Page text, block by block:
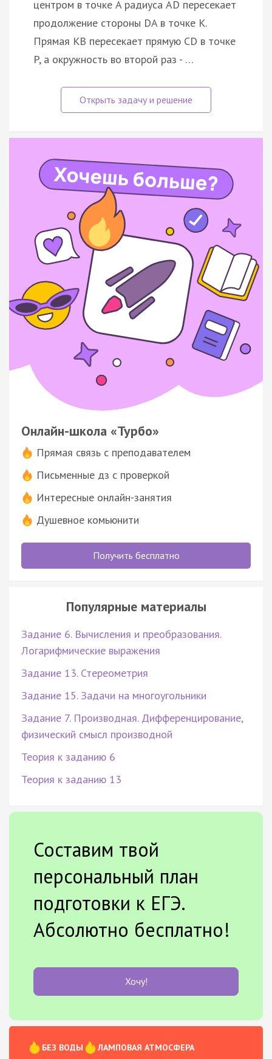
центром в точке A радиуса AD пересекает
продолжение стороны DA в точке K.
Прямая KB пересекает прямую CD в точке
P, а окружность во второй раз - …
Онлайн-школа «Турбо»
Прямая связь с преподавателем
Письменные дз с проверкой
Интересные онлайн-занятия
Душевное комьюнити
Получить бесплатно
Популярные материалы
Задание 6. Вычисления и преобразования.
Логарифмические выражения
Задание 13. Стереометрия
Задание 15. Задачи на многоугольники
Задание 7. Производная. Дифференцирование,
физический смысл производной
Теория к заданию 6
Теория к заданию 13
Составим твой
персональный план
подготовки к ЕГЭ.
Абсолютно бесплатно!
Хочу!
БЕЗ ВОДЫ
ЛАМПОВАЯ АТМОСФЕРА